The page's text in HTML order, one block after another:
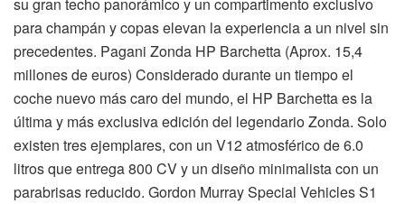
su gran techo panorámico y un compartimento exclusivo
para champán y copas elevan la experiencia a un nivel sin
precedentes. Pagani Zonda HP Barchetta (Aprox. 15,4
millones de euros) Considerado durante un tiempo el
coche nuevo más caro del mundo, el HP Barchetta es la
última y más exclusiva edición del legendario Zonda. Solo
existen tres ejemplares, con un V12 atmosférico de 6.0
litros que entrega 800 CV y un diseño minimalista con un
parabrisas reducido. Gordon Murray Special Vehicles S1